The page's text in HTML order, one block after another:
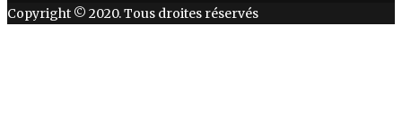
Copyright © 2020. Tous droites réservés